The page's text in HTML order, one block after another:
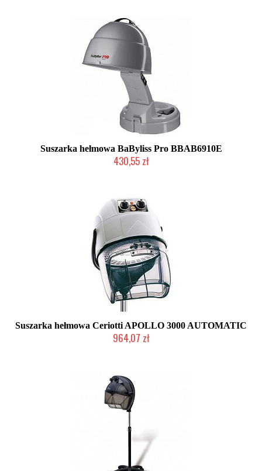
Suszarka hełmowa BaByliss Pro BBAB6910E
430,55 zł
Suszarka hełmowa Ceriotti APOLLO 3000 AUTOMATIC
964,07 zł